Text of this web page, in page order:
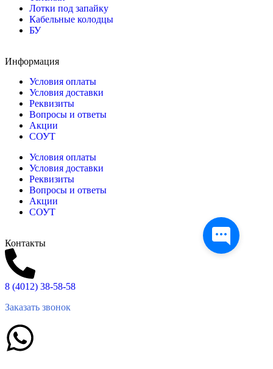
Лотки под запайку
Кабельные колодцы
БУ
Информация
Условия оплаты
Условия доставки
Реквизиты
Вопросы и ответы
Акции
СОУТ
Условия оплаты
Условия доставки
Реквизиты
Вопросы и ответы
Акции
СОУТ
Контакты
8 (4012) 38-58-58
Заказать звонок